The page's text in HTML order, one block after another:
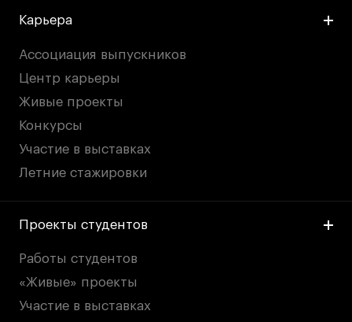
Карьера
Ассоциация выпускников
Центр карьеры
Живые проекты
Конкурсы
Участие в выставках
Летние стажировки
Проекты студентов
Работы студентов
«Живые» проекты
Участие в выставках